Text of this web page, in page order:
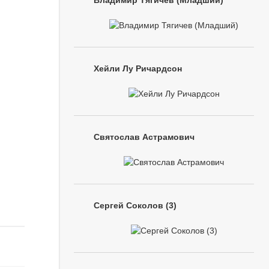
Хейли Лу Ричардсон
Святослав Астрамович
Сергей Соколов (3)